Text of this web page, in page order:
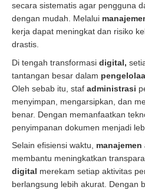
secara sistematis agar pengguna
dengan mudah. Melalui
kerja dapat meningkat dan risiko
drastis.
Di tengah transformasi digital,
tantangan besar dalam
Oleh sebab itu, staf administrasi
menyimpan, mengarsipkan, dan
benar. Dengan memanfaatkan
penyimpanan dokumen menjadi
Selain efisiensi waktu,
membantu meningkatkan
digital merekam setiap aktivitas
berlangsung lebih akurat. Dengan